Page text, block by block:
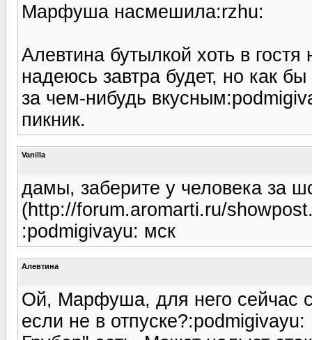
Марфуша насмешила:rzhu:
Алевтина бутылкой хоть в
надеюсь завтра будет, но как
за чем-нибудь
пикник.
Vanilla
дамы, заберите у человека за
(http://forum.aromarti.ru/
:podmigivayu: мск
Алевтина
Ой, Марфуша, для него сейчас
если не в